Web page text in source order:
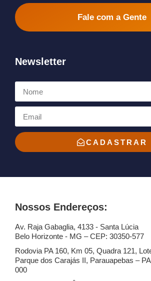
Nossos Endereços:
Av. Raja Gabaglia, 4133 - Santa Lúcia
Belo Horizonte - MG – CEP: 30350-577
Rodovia PA 160, Km 05, Quadra 121,
Parque dos Carajás II, Parauapebas –
000
Fale com a Gente
Newsletter
CADASTRAR